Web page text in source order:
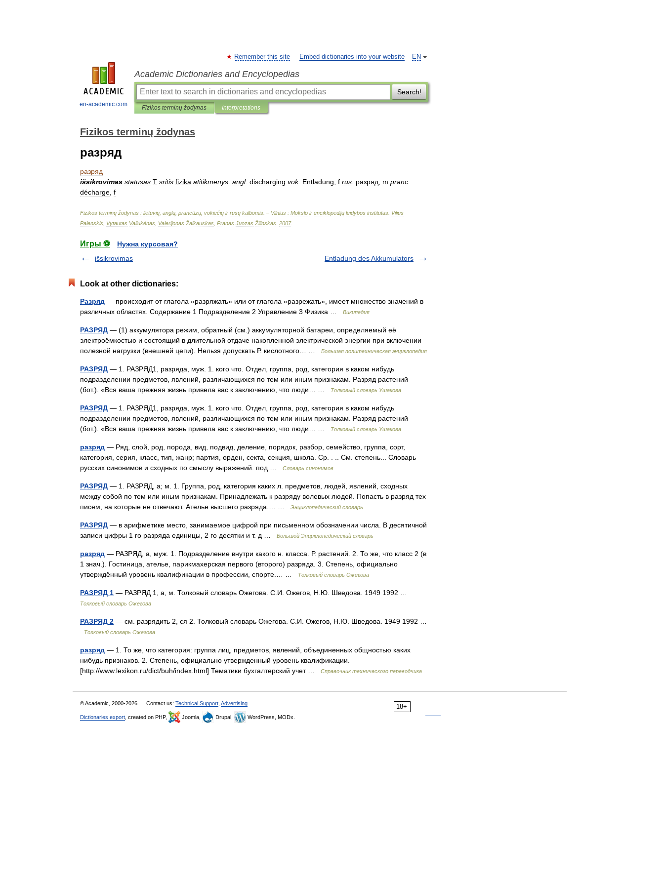
en-academic.com
EN
Remember this site Embed dictionaries into your website
Academic Dictionaries and Encyclopedias
Search!
Fizikos terminų žodynas Interpretations
Fizikos terminų žodynas
разряд
разряд
išsikrovimas statusas T sritis fizika atitikmenys: angl. discharging vok. Entladung f rus разряд m pranc
décharge f
Fizikos terminų žodynas : lietuvių anglų prancūzų vokiečių ir rusų kalbomis . – Vilnius : Mokslo ir enciklopedijų leidybos institutas Vilius
Palenskis Vytautas Valiukėnas Valerijonas Žalkauskas Pranas Juozas Žilinskas 2007.
Игры ⚽
Нужна курсовая?
išsikrovimas
Entladung des Akkumulators
Look at other dictionaries:
Разряд — происходит от глагола «разряжать» или от глагола «разрежать», имеет множество значений в
различных областях. Содержание 1 Подразделение 2 Управление 3 Физика …
Википедия
РАЗРЯД — (1) аккумулятора режим, обратный (см.) аккумуляторной батареи, определяемый её
электроёмкостью и состоящий в длительной отдаче накопленной электрической энергии при включении
полезной нагрузки (внешней цепи). Нельзя допускать Р. кислотного… …
Большая политехническая энциклопедия
РАЗРЯД — 1. РАЗРЯД1, разряда, муж. 1. кого что. Отдел, группа, род, категория в каком нибудь
подразделении предметов, явлений, различающихся по тем или иным признакам. Разряд растений
(бот.). «Вся ваша прежняя жизнь привела вас к заключению, что люди… …
Толковый словарь Ушакова
РАЗРЯД — 1. РАЗРЯД1, разряда, муж. 1. кого что. Отдел, группа, род, категория в каком нибудь
подразделении предметов, явлений, различающихся по тем или иным признакам. Разряд растений
(бот.). «Вся ваша прежняя жизнь привела вас к заключению, что люди… …
Толковый словарь Ушакова
разряд — Ряд, слой, род, порода, вид, подвид, деление, порядок, разбор, семейство, группа, сорт,
категория, серия, класс, тип, жанр; партия, орден, секта, секция, школа. Ср. . .. См. степень... Словарь
русских синонимов и сходных по смыслу выражений. под …
Словарь синонимов
РАЗРЯД — 1. РАЗРЯД, а; м. 1. Группа, род, категория каких л. предметов, людей, явлений, сходных
между собой по тем или иным признакам. Принадлежать к разряду волевых людей. Попасть в разряд тех
писем, на которые не отвечают. Ателье высшего разряда.… …
Энциклопедический словарь
РАЗРЯД — в арифметике место, занимаемое цифрой при письменном обозначении числа. В десятичной
записи цифры 1 го разряда единицы, 2 го десятки и т. д …
Большой Энциклопедический словарь
разряд — РАЗРЯД, а, муж. 1. Подразделение внутри какого н. класса. Р. растений. 2. То же, что класс 2 (в
1 знач.). Гостиница, ателье, парикмахерская первого (второго) разряда. 3. Степень, официально
утверждённый уровень квалификации в профессии, спорте.… …
Толковый словарь Ожегова
РАЗРЯД 1 — РАЗРЯД 1, а, м. Толковый словарь Ожегова. С.И. Ожегов, Н.Ю. Шведова. 1949 1992 …
Толковый словарь Ожегова
РАЗРЯД 2 — см. разрядить 2, ся 2. Толковый словарь Ожегова. С.И. Ожегов, Н.Ю. Шведова. 1949 1992 …
Толковый словарь Ожегова
разряд — 1. То же, что категория: группа лиц, предметов, явлений, объединенных общностью каких
нибудь признаков. 2. Степень, официально утвержденный уровень квалификации.
[http://www.lexikon.ru/dict/buh/index.html] Тематики бухгалтерский учет …
Справочник технического переводчика
18+
© Academic, 2000-2026 Contact us: Technical Support Advertising
Dictionaries export , created on PHP, Joomla, Drupal, WordPress, MODx.